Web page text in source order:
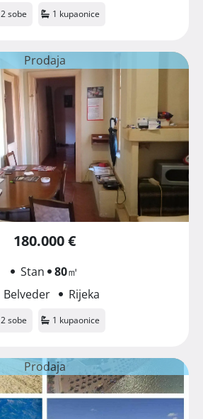
2 sobe 1 kupaonice
Prodaja
180.000 €
Stan 80㎡
Belveder
Rijeka
2 sobe 1 kupaonice
Prodaja